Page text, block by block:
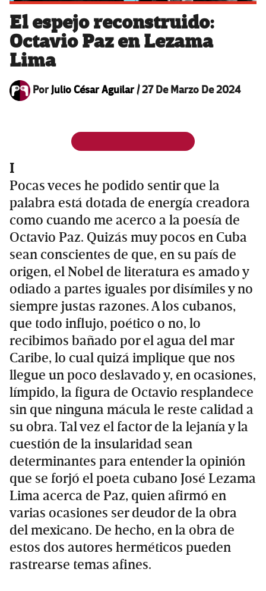
El espejo reconstruido:
Octavio Paz en Lezama
Lima
PorJulio César Aguilar/27 De Marzo De 2024
I
Pocas veces he podido sentir que la
palabra está dotada de energía creadora
como cuando me acerco a la poesía de
Octavio Paz. Quizás muy pocos en Cuba
sean conscientes de que, en su país de
origen, el Nobel de literatura es amado y
odiado a partes iguales por disímiles y no
siempre justas razones. A los cubanos,
que todo influjo, poético o no, lo
recibimos bañado por el agua del mar
Caribe, lo cual quizá implique que nos
llegue un poco deslavado y, en ocasiones,
límpido, la figura de Octavio resplandece
sin que ninguna mácula le reste calidad a
su obra. Tal vez el factor de la lejanía y la
cuestión de la insularidad sean
determinantes para entender la opinión
que se forjó el poeta cubano José Lezama
Lima acerca de Paz, quien afirmó en
varias ocasiones ser deudor de la obra
del mexicano. De hecho, en la obra de
estos dos autores herméticos pueden
rastrearse temas afines.